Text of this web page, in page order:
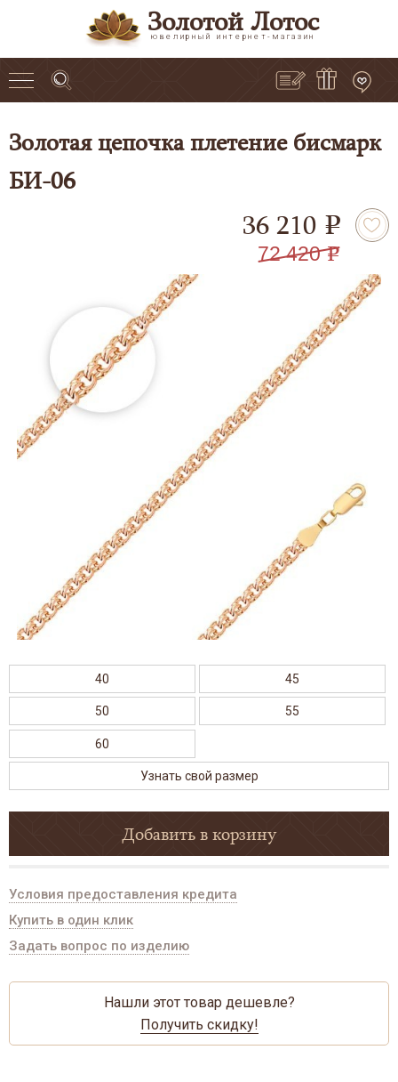
Золотой Лотос
ювелирный интернет-магазин
Золотая цепочка плетение бисмарк
БИ-06
36 210 e
72 420 e
40 45
50 55
60
Узнать свой размер
Добавить в корзину
Условия предоставления кредита
Купить в один клик
Задать вопрос по изделию
Нашли этот товар дешевле?
Получить скидку!